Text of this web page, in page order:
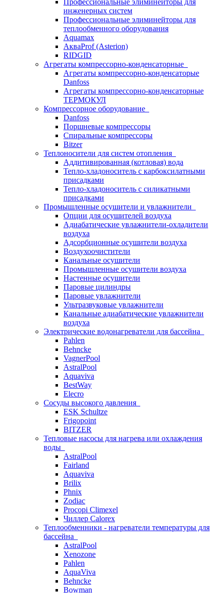
Профессиональные элиминейторы для
инженерных систем
Профессиональные элиминейторы для
теплообменного оборудования
Aquamax
АкваProf (Asterion)
RIDGID
Агрегаты компрессорно-конденсаторные
Агрегаты компрессорно-конденсаторые
Danfoss
Агрегаты компрессорно-конденсаторные
ТЕРМОКУЛ
Компрессорное оборудование
Danfoss
Поршневые компрессоры
Спиральные компрессоры
Bitzer
Теплоносители для систем отопления
Аддитивированная (котловая) вода
Тепло-хладоноситель с карбоксилатными
присадками
Тепло-хладоноситель с силикатными
присадками
Промышленные осушители и увлажнители
Опции для осушителей воздуха
Адиабатические увлажнители-охладители
воздуха
Адсорбционные осушители воздуха
Воздухоочистители
Канальные осушители
Промышленные осушители воздуха
Настенные осушители
Паровые цилиндры
Паровые увлажнители
Ультразвуковые увлажнители
Канальные адиабатические увлажнители
воздуха
Электрические водонагреватели для бассейна
Pahlen
Behncke
VagnerPool
AstralPool
Aquaviva
BestWay
Elecro
Сосуды высокого давления
ESK Schultze
Frigopoint
BITZER
Тепловые насосы для нагрева или охлаждения
воды
AstralPool
Fairland
Aquaviva
Brilix
Phnix
Zodiac
Procopi Climexel
Чиллер Calorex
Теплообменники - нагреватели температуры для
бассейна
AstralPool
Xenozone
Pahlen
AquaViva
Behncke
Bowman